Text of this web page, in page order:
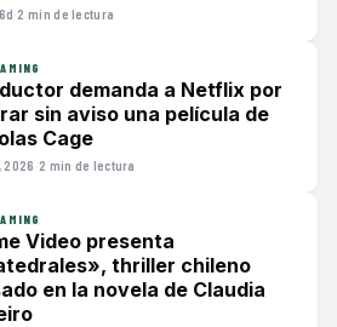
·2 min de lectura
demanda a Netflix por
sin aviso una película de
Cage
2026 ·2 min de lectura
Video presenta
thriller chileno
en la novela de Claudia